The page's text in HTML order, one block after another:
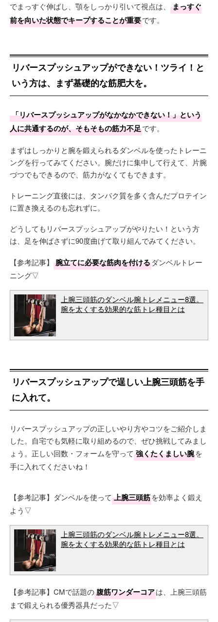
でまっすぐ伸ばし、顎をしっかり引いて視点は、
まっすぐ
前を向いた状態でキープすることが重要です。
リバースプッシュアップができない！ツライ！と
いう方は、まず基礎的な筋肥大を。
「リバースプッシュアップがなかなかできない！」という
人に共通するのが、そもそもの筋力不足です。
まずはしっかりと腕を鍛えられるダンベルを使ったトレーニ
ングを行ってみてください。腕だけに集中して行えて、片腕
づつでもできるので、筋力がなくてもできます。
トレーニング直後には、タンパク質を多く含んだプロテイン
に置き換えるのも忘れずに。
どうしてもリバースプッシュアップがやりたい！という方
は、足を伸ばさずに90度曲げて取り組んでみてください。
【参考記事】 腕立てに必要な筋肉を付けるダンベルトレー
ニング▽
上腕三頭筋のダンベル腕トレメニュー8選。
腕を太くする効果的な筋トレ種目とは
リバースプッシュアップで逞しい上腕三頭筋を手
に入れて。
リバースプッシュアップの正しいやり方やコツをご紹介しま
した。自宅でも気軽に取り組めるので、ぜひ挑戦してみまし
ょう。正しい回数・フォームを守って 強くたくましい腕を
手に入れてくださいね！
【参考記事】ダンベルを使って 上腕三頭筋を効率よく鍛え
よう▽
上腕三頭筋のダンベル腕トレメニュー8選。
腕を太くする効果的な筋トレ種目とは
【参考記事】CMで話題の腹筋ワンダーコアは、上腕三頭筋
まで鍛えられる優秀器具だった▽